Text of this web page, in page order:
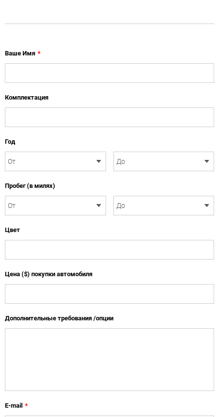
Ваше Имя *
Комплектация
Год
Пробег (в милях)
Цвет
Цена ($) покупки автомобиля
Дополнительные требования /опции
E-mail *